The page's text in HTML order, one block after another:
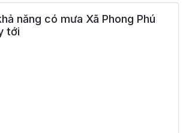
năng có mưa Xã Phong Phú
tới